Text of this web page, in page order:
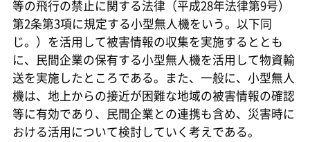
等の飛行の禁止に関する法律（平成28年法律第9号）
第2条第3項に規定する小型無人機をいう。以下同
じ。）を活用して被害情報の収集を実施するととも
に、民間企業の保有する小型無人機を活用して物資輸
送を実施したところである。また、一般に、小型無人
機は、地上からの接近が困難な地域の被害情報の確認
等に有効であり、民間企業との連携も含め、災害時に
おける活用について検討していく考えである。